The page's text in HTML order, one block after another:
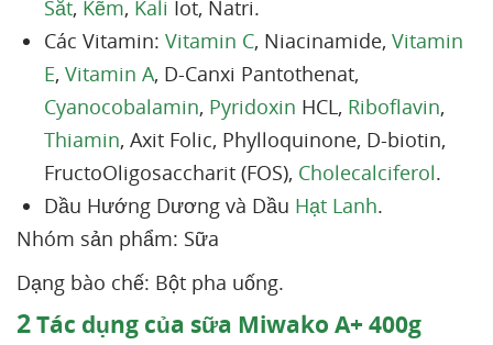
Sắt, Kẽm, Kali Iot, Natri.
Các Vitamin: Vitamin C, Niacinamide, Vitamin
E, Vitamin A, D-Canxi Pantothenat,
Cyanocobalamin, Pyridoxin HCL, Riboflavin,
Thiamin, Axit Folic, Phylloquinone, D-biotin,
FructoOligosaccharit (FOS), Cholecalciferol.
Dầu Hướng Dương và Dầu Hạt Lanh.
Nhóm sản phẩm: Sữa
Dạng bào chế: Bột pha uống.
2Tác dụng của sữa Miwako A+ 400g